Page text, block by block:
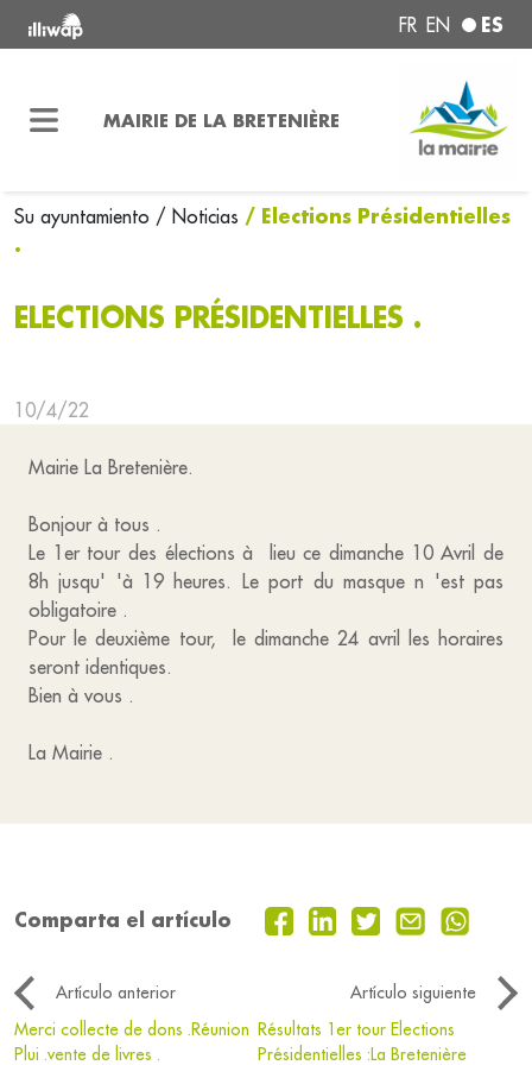
FR EN ES
MAIRIE DE LA BRETENIÈRE
Su ayuntamiento / Noticias / Elections Présidentielles
.
ELECTIONS PRÉSIDENTIELLES .
10/4/22
Mairie La Bretenière.
Bonjour à tous .
Le 1er tour des élections à lieu ce dimanche 10 Avril de
8h jusqu' 'à 19 heures. Le port du masque n 'est pas
obligatoire .
Pour le deuxième tour, le dimanche 24 avril les horaires
seront identiques.
Bien à vous .
La Mairie .
Comparta el artículo
Artículo anterior
Artículo siguiente
Merci collecte de dons .Réunion
Plui .vente de livres .
Résultats 1er tour Elections
Présidentielles :La Bretenière